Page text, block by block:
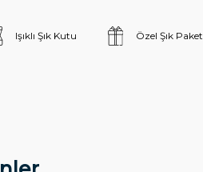
Işıklı Şık Kutu Özel Şık Paket